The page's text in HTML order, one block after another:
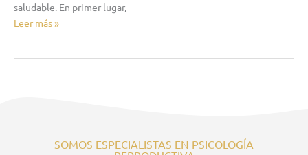
saludable. En primer lugar,
Leer más »
SOMOS ESPECIALISTAS EN PSICOLOGÍA